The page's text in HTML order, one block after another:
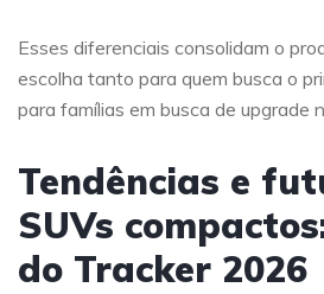
Esses diferenciais consolidam o
escolha tanto para quem busca o
para famílias em busca de upgrade
Tendências e
SUVs
do Tracker 2026